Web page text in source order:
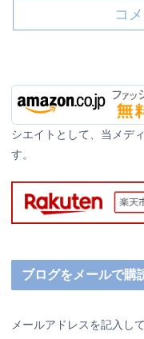
コ
シエイトとして、当メデ
す。
ブログをメールで購
メールアドレスを記入し